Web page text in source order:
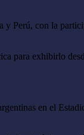
Perú, con la
para exhibirlo
en el